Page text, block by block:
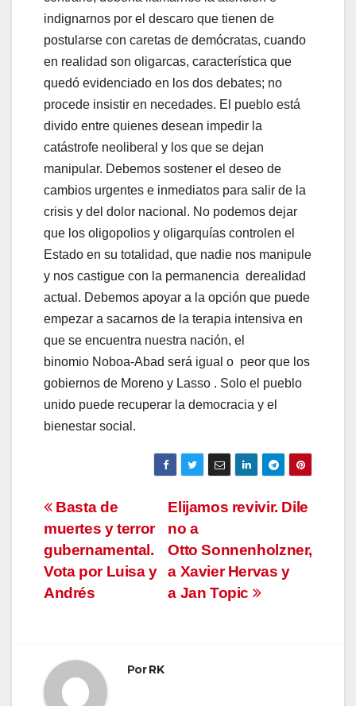
indignarnos por el descaro que tienen de
postularse con caretas de demócratas, cuando
en realidad son oligarcas, característica que
quedó evidenciado en los dos debates; no
procede insistir en necedades. El pueblo está
divido entre quienes desean impedir la
catástrofe neoliberal y los que se dejan
manipular. Debemos sostener el deseo de
cambios urgentes e inmediatos para salir de la
crisis y del dolor nacional. No podemos dejar
que los oligopolios y oligarquías controlen el
Estado en su totalidad, que nadie nos manipule
y nos castigue con la permanencia derealidad
actual. Debemos apoyar a la opción que puede
empezar a sacarnos de la terapia intensiva en
que se encuentra nuestra nación, el
binomio Noboa-Abad será igual o peor que los
gobiernos de Moreno y Lasso . Solo el pueblo
unido puede recuperar la democracia y el
bienestar social.
Navegación
de
entradas
Elijamos revivir. Dile
no a
Otto Sonnenholzner,
a Xavier Hervas y
a Jan Topic
Basta de
muertes y terror
gubernamental.
Vota por Luisa y
Andrés
PorRK